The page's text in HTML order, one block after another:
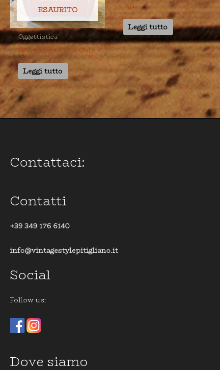
ESAURITO
Oggettistica
Ghiacciaia Coca Cola
Leggi tutto
’50
Leggi tutto
Contattaci:
Contatti
+39 349 176 6140
info@vintagestylepitigliano.it
Social
Follow us:
Dove siamo